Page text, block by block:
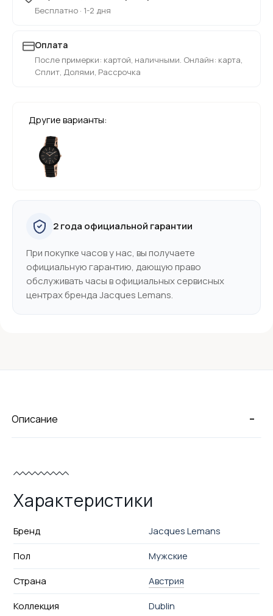
Бесплатно · 1-2 дня
Оплата
После примерки: картой, наличными. Онлайн: карта,
Сплит, Долями, Рассрочка
Другие варианты:
2 года официальной гарантии
При покупке часов у нас, вы получаете
официальную гарантию, дающую право
обслуживать часы в официальных сервисных
центрах бренда Jacques Lemans.
-
Описание
Характеристики
Бренд
Jacques Lemans
Пол
Мужские
Страна
Австрия
Коллекция
Dublin